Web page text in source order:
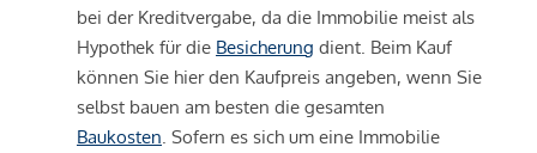
bei der Kreditvergabe, da die Immobilie meist als
Hypothek für die Besicherung dient. Beim Kauf
können Sie hier den Kaufpreis angeben, wenn Sie
selbst bauen am besten die gesamten
Baukosten . Sofern es sich um eine Immobilie